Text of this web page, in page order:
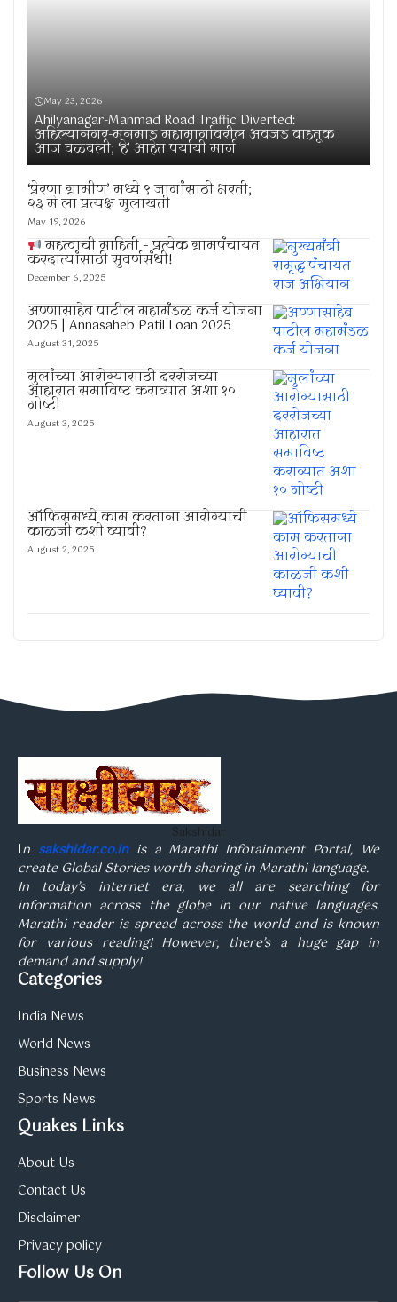
May 23, 2026
Ahilyanagar-Manmad Road Traffic Diverted:
अहिल्यानगर-मनमाड महामार्गावरील अवजड वाहतूक
आज वळवली; ‘हे’ आहेत पर्यायी मार्ग
‘प्रेरणा ग्रामीण’ मध्ये ९ जागांसाठी भरती;
२३ मे ला प्रत्यक्ष मुलाखती
May 19, 2026
महत्वाची माहिती – प्रत्येक ग्रामपंचायत
करदात्यांसाठी सुवर्णसंधी!
December 6, 2025
अण्णासाहेब पाटील महामंडळ कर्ज योजना
2025 | Annasaheb Patil Loan 2025
August 31, 2025
मुलांच्या आरोग्यासाठी दररोजच्या
आहारात समाविष्ट कराव्यात अशा १०
गोष्टी
August 3, 2025
ऑफिसमध्ये काम करताना आरोग्याची
काळजी कशी घ्यावी?
August 2, 2025
Sakshidar
In sakshidar.co.inis a Marathi Infotainment Portal, We
create Global Stories worth sharing in Marathi language.
In today’s internet era, we all are searching for
information across the globe in our native languages.
Marathi reader is spread across the world and is known
for various reading! However, there’s a huge gap in
demand and supply!
Categories
India News
World News
Business News
Sports News
Quakes Links
About Us
Contact Us
Disclaimer
Privacy policy
Follow Us On